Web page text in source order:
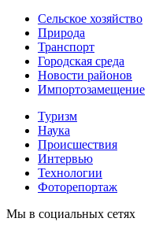
Сельское хозяйство
Природа
Транспорт
Городская среда
Новости районов
Импортозамещение
Туризм
Наука
Происшествия
Интервью
Технологии
Фоторепортаж
Мы в социальных сетях